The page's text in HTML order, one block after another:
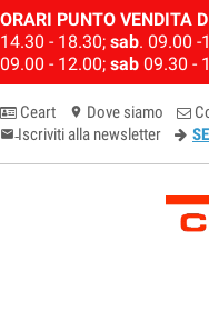
ORARI PUNTO VENDITA
14.30 - 18.30; sab. 09.00 -
09.00 - 12.00; sab 09.30 -
Ceart location_on Dove siamo
email-newsletter
Iscriviti alla newsletter